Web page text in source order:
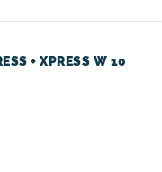
+ XPRESS W 10